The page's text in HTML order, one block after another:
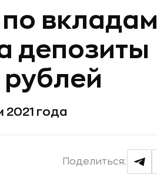
вкладам
депозиты
2021 года
Поделиться: